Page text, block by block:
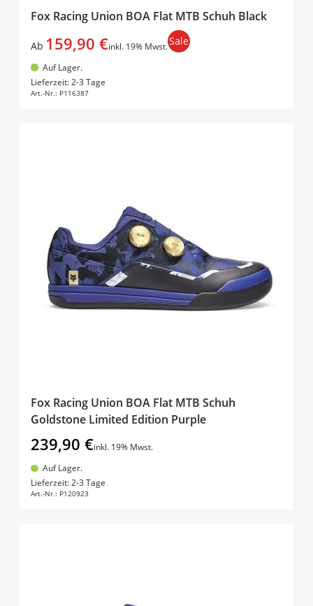
Fox Racing Union BOA Flat MTB Schuh Black
Ab 159,90 €inkl. 19% Mwst.Sale
Auf Lager.
Lieferzeit: 2-3 Tage
Art.-Nr.: P116387
Fox Racing Union BOA Flat MTB Schuh
Goldstone Limited Edition Purple
239,90 €inkl. 19% Mwst.
Auf Lager.
Lieferzeit: 2-3 Tage
Art.-Nr.: P120923